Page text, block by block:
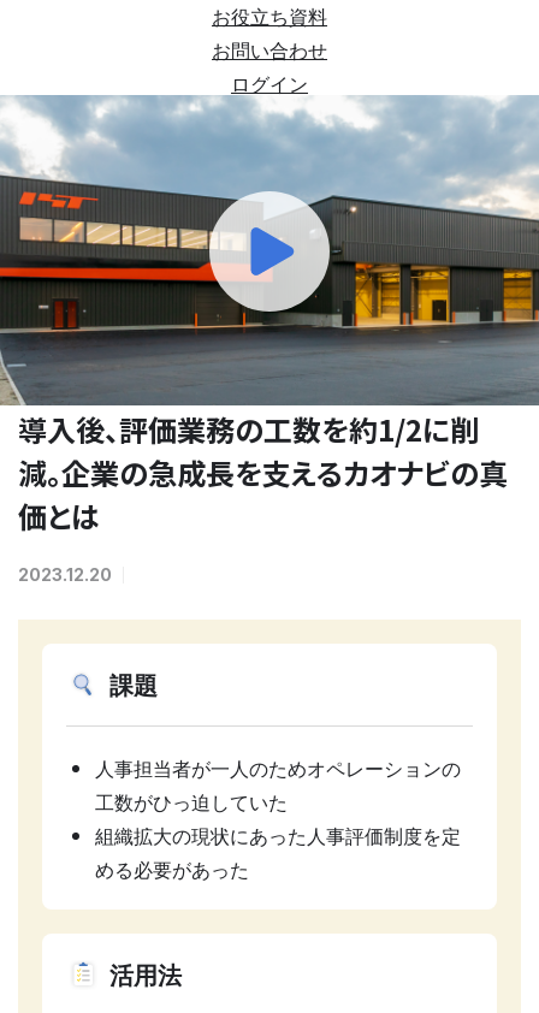
お役立ち資料
お問い合わせ
ログイン
導入後、評価業務の工数を約1/2に削
減。企業の急成長を支えるカオナビの真
価とは
2023.12.20
課題
人事担当者が一人のためオペレーションの
工数がひっ迫していた
組織拡大の現状にあった人事評価制度を定
める必要があった
活用法